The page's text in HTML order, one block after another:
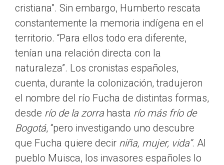
cristiana”. Sin embargo, Humberto rescata
constantemente la memoria indígena en el
territorio. “Para ellos todo era diferente,
tenían una relación directa con la
naturaleza”. Los cronistas españoles,
cuenta, durante la colonización, tradujeron
el nombre del río Fucha de distintas formas,
desde río de la zorra hasta río más frío de
Bogotá, “pero investigando uno descubre
que Fucha quiere decir niña, mujer, vida”. Al
pueblo Muisca, los invasores españoles lo